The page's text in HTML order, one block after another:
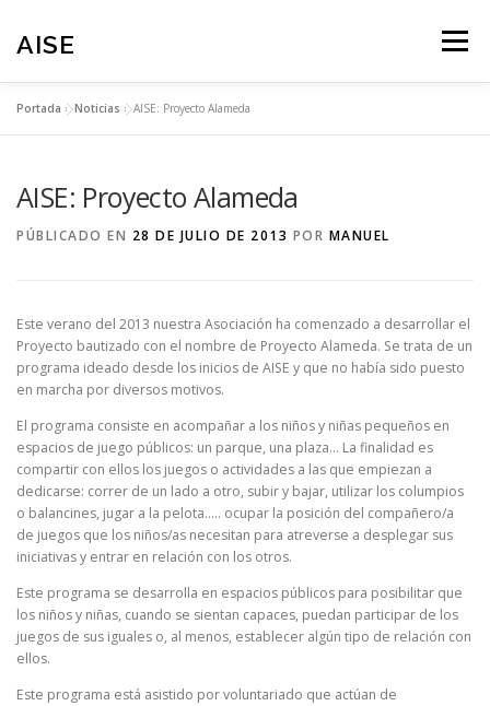
contenido
AISE Menú
ZONA ASOCIADOS COLABORA
Portada »Noticias »AISE: Proyecto Alameda
AISE: Proyecto Alameda
PÚBLICADO EN 28 DE JULIO DE 2013 POR MANUEL
Este verano del 2013 nuestra Asociación ha comenzado a desarrollar el
Proyecto bautizado con el nombre de Proyecto Alameda. Se trata de un
programa ideado desde los inicios de AISE y que no había sido puesto
en marcha por diversos motivos.
El programa consiste en acompañar a los niños y niñas pequeños en
espacios de juego públicos: un parque, una plaza… La finalidad es
compartir con ellos los juegos o actividades a las que empiezan a
dedicarse: correr de un lado a otro, subir y bajar, utilizar los columpios
o balancines, jugar a la pelota….. ocupar la posición del compañero/a
de juegos que los niños/as necesitan para atreverse a desplegar sus
iniciativas y entrar en relación con los otros.
Este programa se desarrolla en espacios públicos para posibilitar que
los niños y niñas, cuando se sientan capaces, puedan participar de los
juegos de sus iguales o, al menos, establecer algún tipo de relación con
ellos.
Este programa está asistido por voluntariado que actúan de